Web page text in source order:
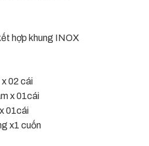
hợp khung INOX
02 cái
x 01cái
01cái
x1 cuốn